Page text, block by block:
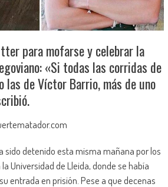
para mofarse y celebrar la
«Si todas las corridas de
las de Víctor Barrio, más de uno
sido detenido esta misma mañana por los
la Universidad de Lleida, donde se había
entrada en prisión. Pese a que decenas